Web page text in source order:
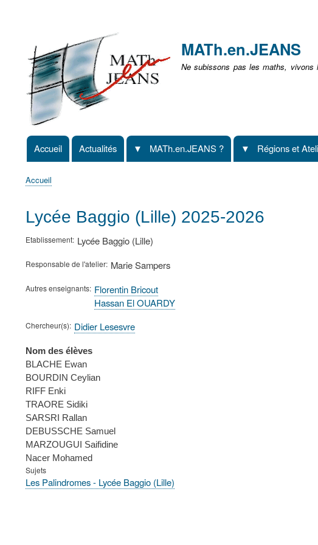
non
identifié
MATh.en.JEANS
Ne subissons pas les maths, vivons
Navigation
principale
Accueil Actualités MATh.en.JEANS ? Régions et
d'Ariane
Accueil
Lycée Baggio (Lille) 2025-2026
Etablissement Lycée Baggio (Lille)
Responsable de l'atelier Marie Sampers
Autres enseignants Florentin Bricout
Hassan El OUARDY
Chercheur(s) Didier Lesesvre
Nom des élèves
BLACHE Ewan
BOURDIN Ceylian
RIFF Enki
TRAORE Sidiki
SARSRI Rallan
DEBUSSCHE Samuel
MARZOUGUI Saifidine
Nacer Mohamed
Sujets
Les Palindromes - Lycée Baggio (Lille)